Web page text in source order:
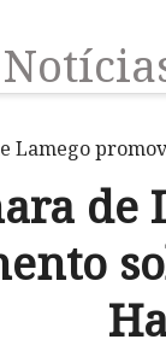
Lamego
de